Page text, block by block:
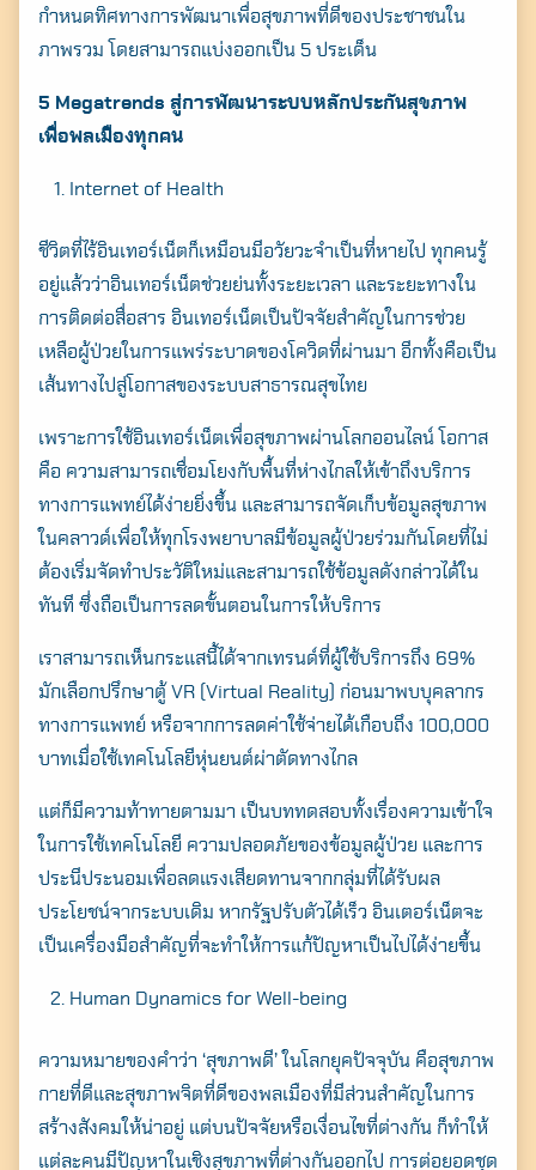
กำหนดทิศทางการพัฒนาเพื่อสุขภาพที่ดีของประชาชนใน
ภาพรวม โดยสามารถแบ่งออกเป็น 5 ประเด็น
5 Megatrends สู่การพัฒนาระบบหลักประกันสุขภาพ
เพื่อพลเมืองทุกคน
Internet of Health
ชีวิตที่ไร้อินเทอร์เน็ตก็เหมือนมีอวัยวะจำเป็นที่หายไป ทุกคนรู้
อยู่แล้วว่าอินเทอร์เน็ตช่วยย่นทั้งระยะเวลา และระยะทางใน
การติดต่อสื่อสาร อินเทอร์เน็ตเป็นปัจจัยสำคัญในการช่วย
เหลือผู้ป่วยในการแพร่ระบาดของโควิดที่ผ่านมา อีกทั้งคือเป็น
เส้นทางไปสู่โอกาสของระบบสาธารณสุขไทย
เพราะการใช้อินเทอร์เน็ตเพื่อสุขภาพผ่านโลกออนไลน์ โอกาส
คือ ความสามารถเชื่อมโยงกับพื้นที่ห่างไกลให้เข้าถึงบริการ
ทางการแพทย์ได้ง่ายยิ่งขึ้น และสามารถจัดเก็บข้อมูลสุขภาพ
ในคลาวด์เพื่อให้ทุกโรงพยาบาลมีข้อมูลผู้ป่วยร่วมกันโดยที่ไม่
ต้องเริ่มจัดทำประวัติใหม่และสามารถใช้ข้อมูลดังกล่าวได้ใน
ทันที ซึ่งถือเป็นการลดขั้นตอนในการให้บริการ
เราสามารถเห็นกระแสนี้ได้จากเทรนด์ที่ผู้ใช้บริการถึง 69%
มักเลือกปรึกษาตู้ VR (Virtual Reality) ก่อนมาพบบุคลากร
ทางการแพทย์ หรือจากการลดค่าใช้จ่ายได้เกือบถึง 100,000
บาทเมื่อใช้เทคโนโลยีหุ่นยนต์ผ่าตัดทางไกล
แต่ก็มีความท้าทายตามมา เป็นบททดสอบทั้งเรื่องความเข้าใจ
ในการใช้เทคโนโลยี ความปลอดภัยของข้อมูลผู้ป่วย และการ
ประนีประนอมเพื่อลดแรงเสียดทานจากกลุ่มที่ได้รับผล
ประโยชน์จากระบบเดิม หากรัฐปรับตัวได้เร็ว อินเตอร์เน็ตจะ
เป็นเครื่องมือสำคัญที่จะทำให้การแก้ปัญหาเป็นไปได้ง่ายขึ้น
Human Dynamics for Well-being
ความหมายของคำว่า ‘สุขภาพดี’ ในโลกยุคปัจจุบัน คือสุขภาพ
กายที่ดีและสุขภาพจิตที่ดีของพลเมืองที่มีส่วนสำคัญในการ
สร้างสังคมให้น่าอยู่ แต่บนปัจจัยหรือเงื่อนไขที่ต่างกัน ก็ทำให้
แต่ละคนมีปัญหาในเชิงสุขภาพที่ต่างกันออกไป การต่อยอดชุด